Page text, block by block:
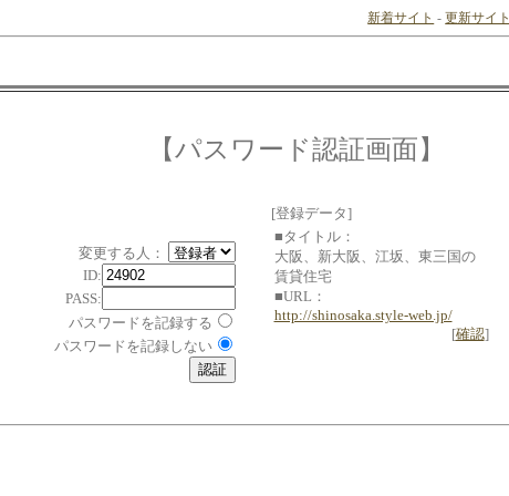
新着サイト -更新サイト
【パスワード認証画面】
変更する人：
ID:
PASS:
パスワードを記録する
パスワードを記録しない
[登録データ]
■タイトル：
大阪、新大阪、江坂、東三国の
賃貸住宅
■URL：
http://shinosaka.style-web.jp/
[確認]